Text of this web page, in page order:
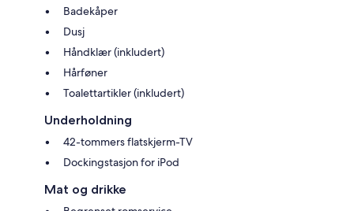
Badekåper
Dusj
Håndklær (inkludert)
Hårføner
Toalettartikler (inkludert)
Underholdning
42-tommers flatskjerm-TV
Dockingstasjon for iPod
Mat og drikke